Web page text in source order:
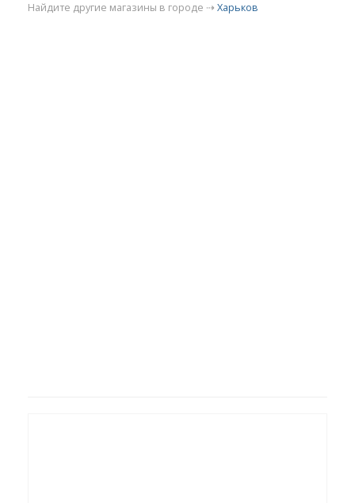
Найдите другие магазины в городе ⇢ Харьков